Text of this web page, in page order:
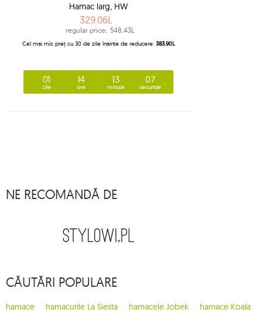
Hamac larg, HW
329.06L
regular price: 548.43L
Cel mai mic preț cu 30 de zile înainte de reducere: 383.90L
01
zile
14
ore
13
minute
06
secunde
NE RECOMANDĂ DE
CĂUTĂRI POPULARE
hamace hamacurile La Siesta hamacele Jobek hamace Koala